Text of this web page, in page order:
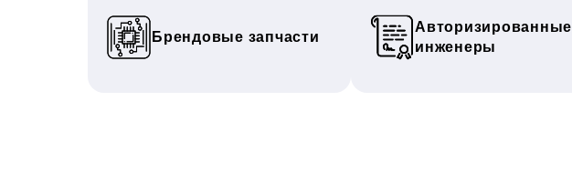
Брендовые запчасти
Авторизированные
инженеры